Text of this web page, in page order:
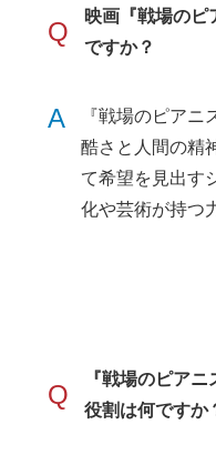
Q
映画『戦場のピ
ですか？
A
『戦場のピア
酷さと人間の精
て希望を見出す
化や芸術が持つ
Q
『戦場のピア
役割は何ですか